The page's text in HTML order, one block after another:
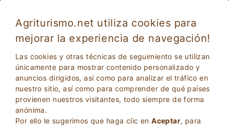
Agriturismo.net utiliza cookies para
mejorar la experiencia de navegación!
Las cookies y otras técnicas de seguimiento se utilizan
únicamente para mostrar contenido personalizado y
anuncios dirigidos, así como para analizar el tráfico en
nuestro sitio, así como para comprender de qué países
provienen nuestros visitantes, todo siempre de forma
anónima.
Por ello le sugerimos que haga clic enAceptar, para